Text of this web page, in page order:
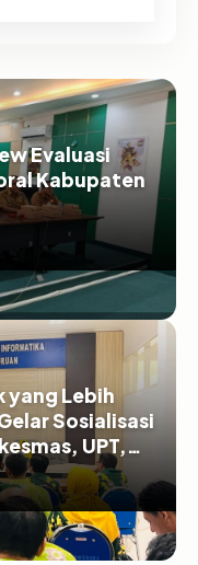
Evaluasi
Kabupaten
yang Lebih
Sosialisasi
UPT,
Pasuruan